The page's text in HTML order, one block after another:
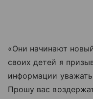
«Они начинают
своих детей я
информации
Прошу вас